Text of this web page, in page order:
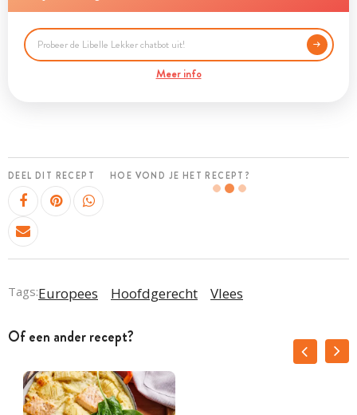
Meer info
DEEL DIT RECEPT HOE VOND JE HET RECEPT?
Tags:Europees Hoofdgerecht Vlees
Of een ander recept?